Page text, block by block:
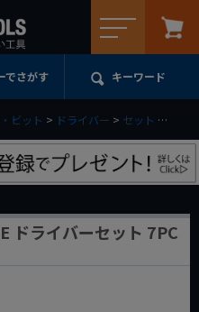
でさがす キーワード
ビット ドライバー セット
ドライバーセット 7PC